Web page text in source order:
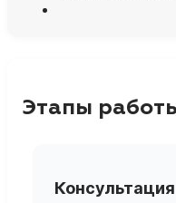
Этапы
Консультация